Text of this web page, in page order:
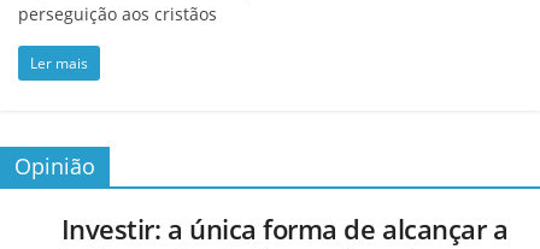
perseguição aos cristãos
Ler mais
Opinião
Investir: a única forma de alcançar a